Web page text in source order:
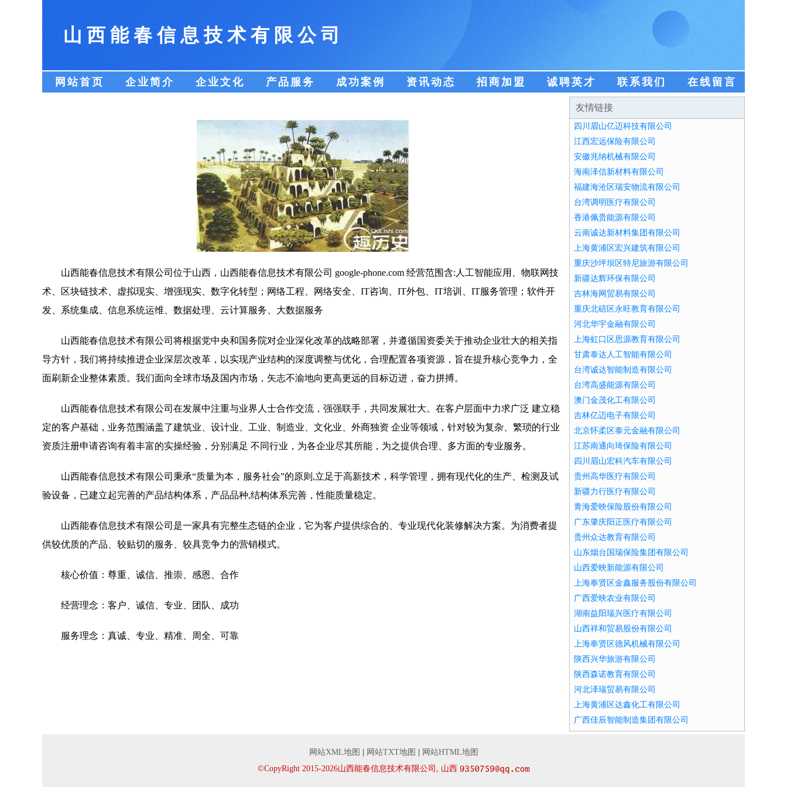
山西能春信息技术有限公司
网站首页 企业简介 企业文化 产品服务 成功案例 资讯动态 招商加盟 诚聘英才 联系我们 在线留言
山西能春信息技术有限公司位于山西，山西能春信息技术有限公司 google-phone.com 经营范围含:人工智能应用、物联网技
术、区块链技术、虚拟现实、增强现实、数字化转型；网络工程、网络安全、IT咨询、IT外包、IT培训、IT服务管理；软件开
发、系统集成、信息系统运维、数据处理、云计算服务、大数据服务
山西能春信息技术有限公司将根据党中央和国务院对企业深化改革的战略部署，并遵循国资委关于推动企业壮大的相关指
导方针，我们将持续推进企业深层次改革，以实现产业结构的深度调整与优化，合理配置各项资源，旨在提升核心竞争力，全
面刷新企业整体素质。我们面向全球市场及国内市场，矢志不渝地向更高更远的目标迈进，奋力拼搏。
山西能春信息技术有限公司在发展中注重与业界人士合作交流，强强联手，共同发展壮大。在客户层面中力求广泛 建立稳
定的客户基础，业务范围涵盖了建筑业、设计业、工业、制造业、文化业、外商独资 企业等领域，针对较为复杂、繁琐的行业
资质注册申请咨询有着丰富的实操经验，分别满足 不同行业，为各企业尽其所能，为之提供合理、多方面的专业服务。
山西能春信息技术有限公司秉承“质量为本，服务社会”的原则,立足于高新技术，科学管理，拥有现代化的生产、检测及试
验设备，已建立起完善的产品结构体系，产品品种,结构体系完善，性能质量稳定。
山西能春信息技术有限公司是一家具有完整生态链的企业，它为客户提供综合的、专业现代化装修解决方案。为消费者提
供较优质的产品、较贴切的服务、较具竞争力的营销模式。
核心价值：尊重、诚信、推崇、感恩、合作
经营理念：客户、诚信、专业、团队、成功
服务理念：真诚、专业、精准、周全、可靠
友情链接
四川眉山亿迈科技有限公司
江西宏远保险有限公司
安徽兆纳机械有限公司
海南泽信新材料有限公司
福建海沧区瑞安物流有限公司
台湾调明医疗有限公司
香港佩贵能源有限公司
云南诚达新材料集团有限公司
上海黄浦区宏兴建筑有限公司
重庆沙坪坝区特尼旅游有限公司
新疆达辉环保有限公司
吉林海网贸易有限公司
重庆北碚区永旺教育有限公司
河北华宇金融有限公司
上海虹口区思源教育有限公司
甘肃泰达人工智能有限公司
台湾诚达智能制造有限公司
台湾高盛能源有限公司
澳门金茂化工有限公司
吉林亿迈电子有限公司
北京怀柔区泰元金融有限公司
江苏南通向琦保险有限公司
四川眉山宏科汽车有限公司
贵州高华医疗有限公司
新疆力行医疗有限公司
青海爱映保险股份有限公司
广东肇庆阳正医疗有限公司
贵州众达教育有限公司
山东烟台国瑞保险集团有限公司
山西爱映新能源有限公司
上海奉贤区金鑫服务股份有限公司
广西爱映农业有限公司
湖南益阳瑞兴医疗有限公司
山西祥和贸易股份有限公司
上海奉贤区德风机械有限公司
陕西兴华旅游有限公司
陕西森诺教育有限公司
河北泽瑞贸易有限公司
上海黄浦区达鑫化工有限公司
广西佳辰智能制造集团有限公司
网站XML地图 网站TXT地图
网站HTML地图
©CopyRight 2015-2026山西能春信息技术有限公司, 山西